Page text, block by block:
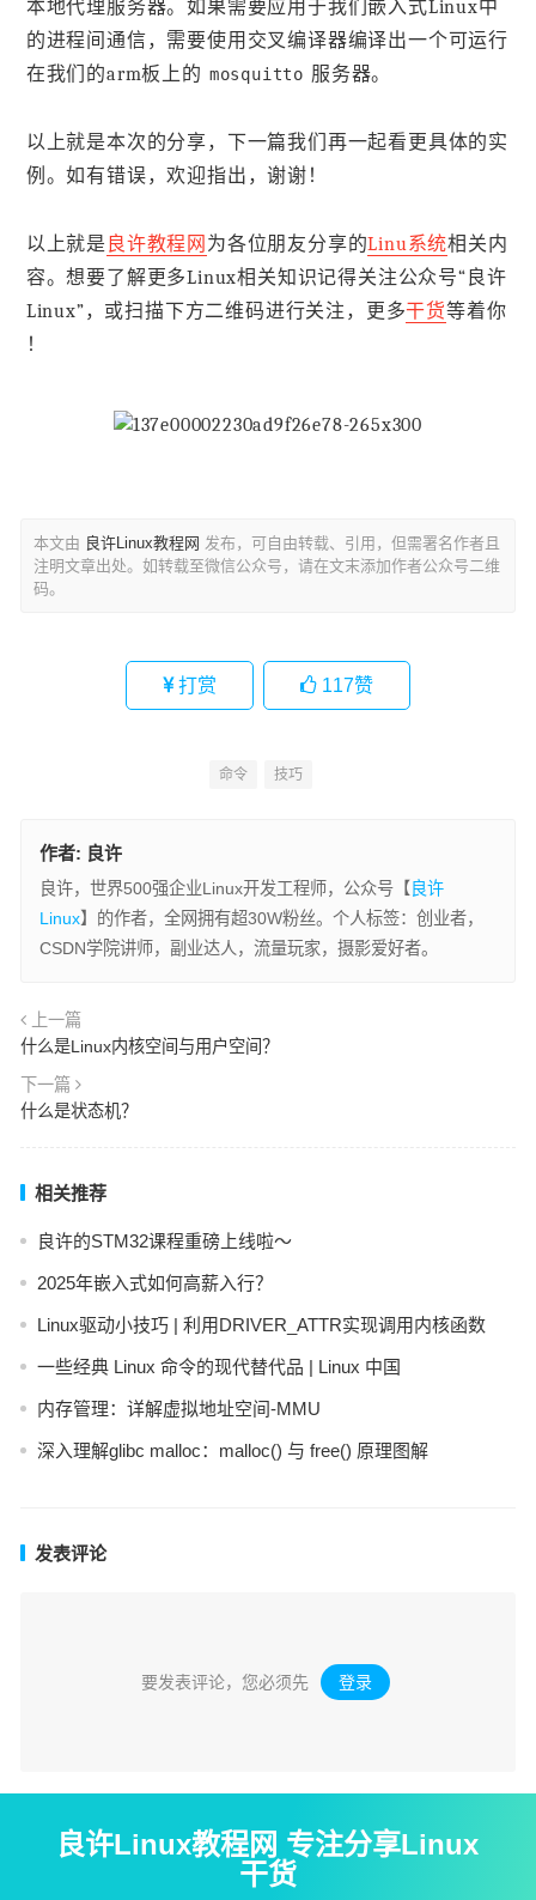
本地代理服务器。如果需要应用于我们嵌入式Linux中
的进程间通信，需要使用交叉编译器编译出一个可运行
在我们的arm板上的 mosquitto 服务器。
以上就是本次的分享，下一篇我们再一起看更具体的实
例。如有错误，欢迎指出，谢谢！
以上就是 良许教程网 为各位朋友分享的Linu系统相关内
容。想要了解更多Linux相关知识记得关注公众号“良许
Linux”，或扫描下方二维码进行关注，更多干货等着你
！
本文由 良许Linux教程网 发布，可自由转载、引用，但需署名作者且
注明文章出处。如转载至微信公众号，请在文末添加作者公众号二维
码。
打赏 117赞
命令 技巧
作者: 良许
良许，世界500强企业Linux开发工程师，公众号【良许
Linux】的作者，全网拥有超30W粉丝。个人标签：创业者，
CSDN学院讲师，副业达人，流量玩家，摄影爱好者。
上一篇
什么是Linux内核空间与用户空间？
下一篇
什么是状态机？
相关推荐
良许的STM32课程重磅上线啦～
2025年嵌入式如何高薪入行？
Linux驱动小技巧 | 利用DRIVER_ATTR实现调用内核函数
一些经典 Linux 命令的现代替代品 | Linux 中国
内存管理：详解虚拟地址空间-MMU
深入理解glibc malloc：malloc() 与 free() 原理图解
发表评论
要发表评论，您必须先 登录 。
良许Linux教程网 专注分享Linux
干货